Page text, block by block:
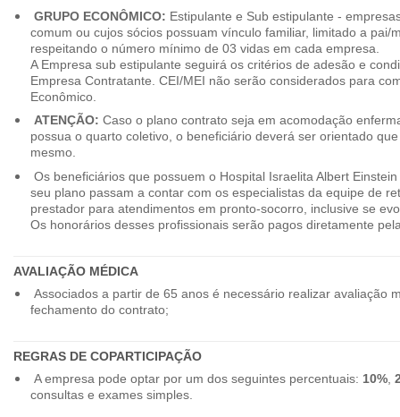
GRUPO ECONÔMICO: Estipulante e Sub estipulante -
comum ou cujos sócios possuam vínculo familiar, limitado a pai/
respeitando o número mínimo de 03 vidas em cada empresa.
A Empresa sub estipulante seguirá os critérios de adesão e
Empresa Contratante. CEI/MEI não serão considerados para
Econômico.
ATENÇÃO: Caso o plano contrato seja em acomodação
possua o quarto coletivo, o beneficiário deverá ser orientado
mesmo.
Os beneficiários que possuem o Hospital Israelita Albert
seu plano passam a contar com os especialistas da equipe de
prestador para atendimentos em pronto-socorro, inclusive se
Os honorários desses profissionais serão pagos diretamente
AVALIAÇÃO MÉDICA
Associados a partir de 65 anos é necessário realizar avaliação
fechamento do contrato;
REGRAS DE COPARTICIPAÇÃO
A empresa pode optar por um dos seguintes percentuais: 10%,
consultas e exames simples.